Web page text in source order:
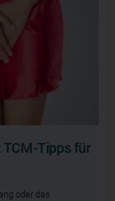
Tipps für
oder das